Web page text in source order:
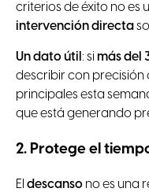
criterios de éxito no es
intervención directa
Undato útil : si más del
describir con precisión
principales esta
que está generando
2. Protege el
El descanso no es una